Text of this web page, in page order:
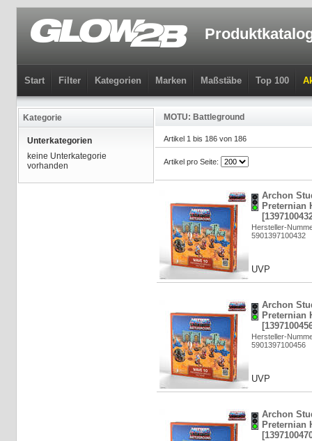
Start Filter Kategorien Marken Maßstäbe Top 100
Kategorie
Unterkategorien
keine Unterkategorie
vorhanden
MOTU: Battleground
Artikel 1 bis 186 von 186
Artikel pro Seite:
Archon
Preternian
Hersteller-
5901397100432
UVP
Archon
Preternian
Hersteller-
5901397100456
UVP
Archon
Preternian